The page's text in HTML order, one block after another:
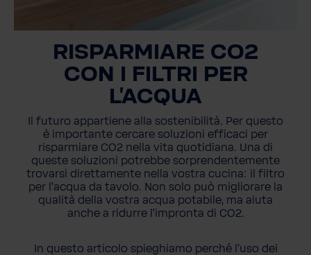
RISPARMIARE CO2
CON I FILTRI PER
L'ACQUA
Il futuro appartiene alla sostenibilità. Per questo
è importante cercare soluzioni efficaci per
risparmiare CO2 nella vita quotidiana. Una di
queste soluzioni potrebbe sorprendentemente
trovarsi direttamente nella vostra cucina: il filtro
per l'acqua da tavolo. Non solo può migliorare la
qualità della vostra acqua potabile, ma aiuta
anche a ridurre l'impronta di CO2.
In questo articolo spieghiamo perché l'uso dei